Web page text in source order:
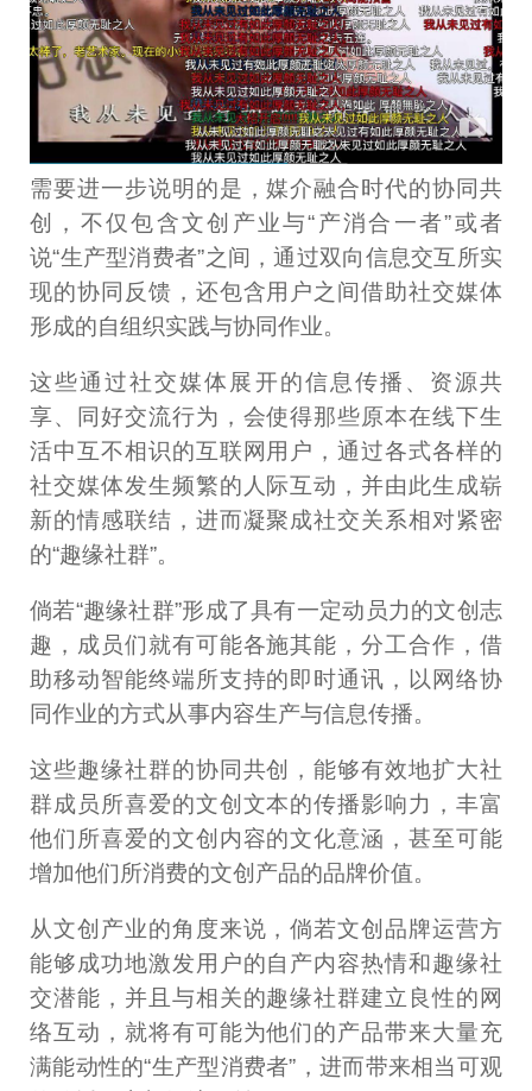
需要进一步说明的是，媒介融合时代的协同共
创，不仅包含文创产业与“产消合一者”或者
说“生产型消费者”之间，通过双向信息交互所实
现的协同反馈，还包含用户之间借助社交媒体
形成的自组织实践与协同作业。
这些通过社交媒体展开的信息传播、资源共
享、同好交流行为，会使得那些原本在线下生
活中互不相识的互联网用户，通过各式各样的
社交媒体发生频繁的人际互动，并由此生成崭
新的情感联结，进而凝聚成社交关系相对紧密
的“趣缘社群”。
倘若“趣缘社群”形成了具有一定动员力的文创志
趣，成员们就有可能各施其能，分工合作，借
助移动智能终端所支持的即时通讯，以网络协
同作业的方式从事内容生产与信息传播。
这些趣缘社群的协同共创，能够有效地扩大社
群成员所喜爱的文创文本的传播影响力，丰富
他们所喜爱的文创内容的文化意涵，甚至可能
增加他们所消费的文创产品的品牌价值。
从文创产业的角度来说，倘若文创品牌运营方
能够成功地激发用户的自产内容热情和趣缘社
交潜能，并且与相关的趣缘社群建立良性的网
络互动，就将有可能为他们的产品带来大量充
满能动性的“生产型消费者”，进而带来相当可观